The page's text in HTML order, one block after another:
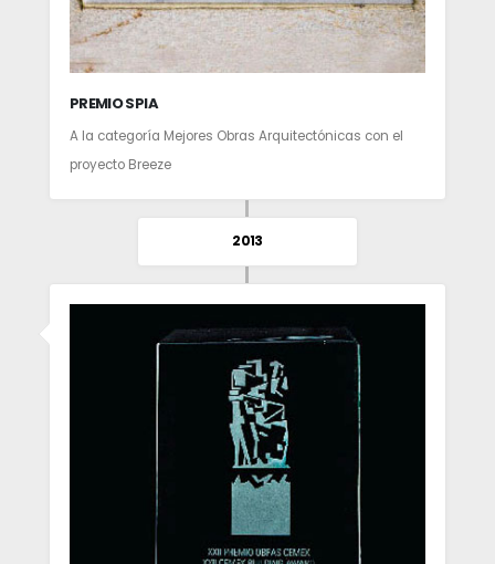
PREMIO SPIA
A la categoría Mejores Obras Arquitectónicas con el
proyecto Breeze
2013